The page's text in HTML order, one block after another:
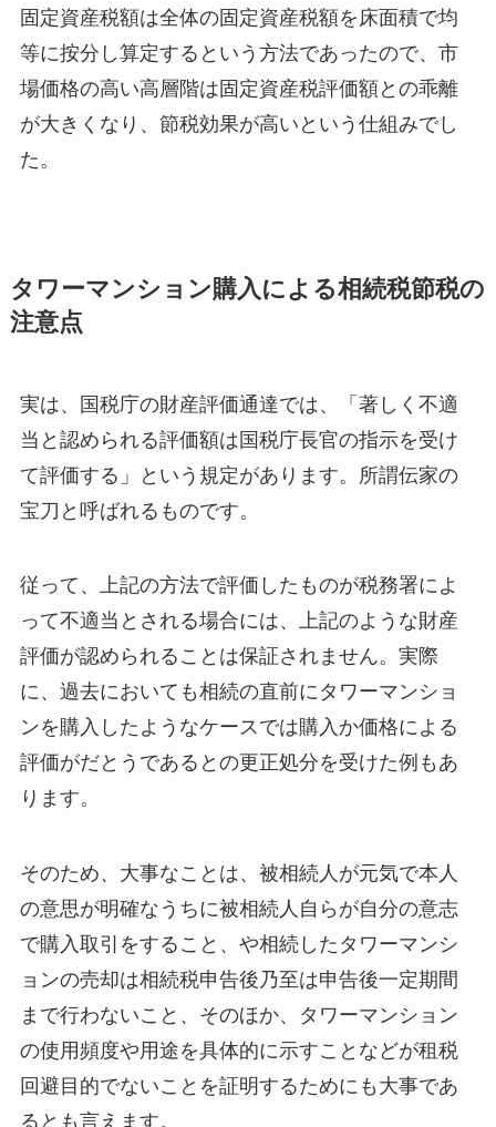
固定資産税額は全体の固定資産税額を床面積で均
等に按分し算定するという方法であったので、市
場価格の高い高層階は固定資産税評価額との乖離
が大きくなり、節税効果が高いという仕組みでし
た。
タワーマンション購入による相続税節税の
注意点
実は、国税庁の財産評価通達では、「著しく不適
当と認められる評価額は国税庁長官の指示を受け
て評価する」という規定があります。所謂伝家の
宝刀と呼ばれるものです。
従って、上記の方法で評価したものが税務署によ
って不適当とされる場合には、上記のような財産
評価が認められることは保証されません。実際
に、過去においても相続の直前にタワーマンショ
ンを購入したようなケースでは購入か価格による
評価がだとうであるとの更正処分を受けた例もあ
ります。
そのため、大事なことは、被相続人が元気で本人
の意思が明確なうちに被相続人自らが自分の意志
で購入取引をすること、や相続したタワーマンシ
ョンの売却は相続税申告後乃至は申告後一定期間
まで行わないこと、そのほか、タワーマンション
の使用頻度や用途を具体的に示すことなどが租税
回避目的でないことを証明するためにも大事であ
るとも言えます。